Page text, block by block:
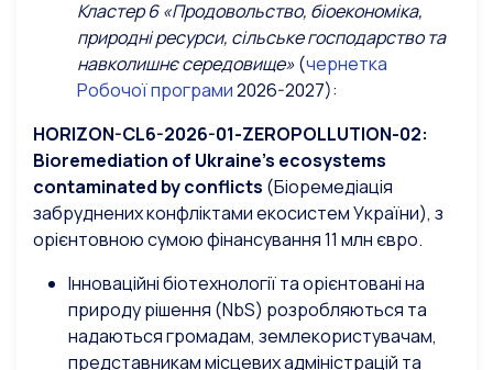
Кластер 6 «Продовольство, біоекономіка,
природні ресурси, сільське господарство та
навколишнє середовище»(чернетка
Робочої програми2026-2027):
HORIZON-CL6-2026-01-ZEROPOLLUTION-02:
Bioremediation of Ukraine’s ecosystems
contaminated byconflicts (Біоремедіація
забруднених конфліктами екосистем України), з
орієнтовною сумою фінансування 11 млн євро.
Інноваційні біотехнології та орієнтовані на
природу рішення (NbS) розробляються та
надаються громадам, землекористувачам,
представникам місцевих адміністрацій та